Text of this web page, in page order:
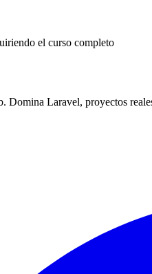
el curso completo
Domina Laravel, proyectos